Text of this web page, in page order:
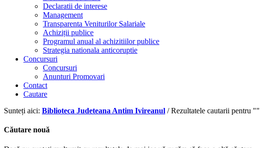
Declaratii de interese
Management
Transparenta Veniturilor Salariale
Achiziții publice
Programul anual al achizitiilor publice
Strategia nationala anticoruptie
Concursuri
Concursuri
Anunturi Promovari
Contact
Cautare
Sunteți aici: Biblioteca Judeteana Antim Ivireanul / Rezultatele cautarii pentru ""
Căutare nouă